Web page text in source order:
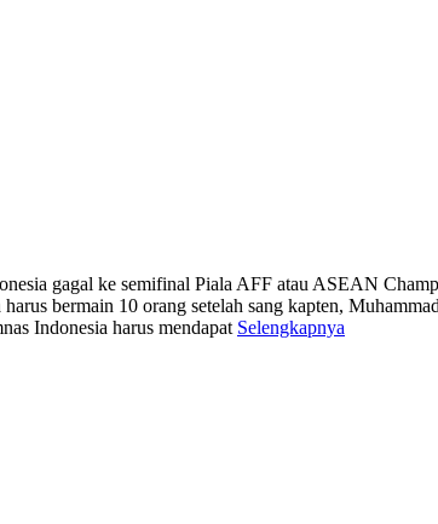
gagal ke semifinal Piala AFF atau ASEAN
bermain 10 orang setelah sang kapten,
Indonesia harus mendapat Selengkapnya